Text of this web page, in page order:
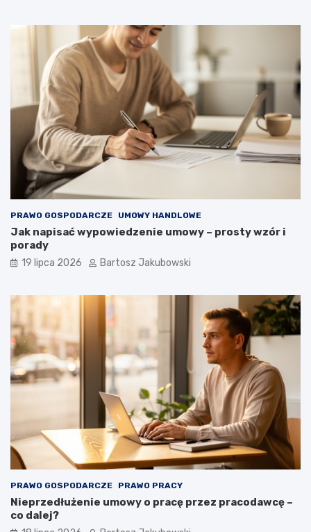
PRAWO GOSPODARCZE UMOWY HANDLOWE
Jak napisać wypowiedzenie umowy – prosty wzór i
porady
19 lipca 2026 Bartosz Jakubowski
PRAWO GOSPODARCZE PRAWO PRACY
Nieprzedłużenie umowy o pracę przez pracodawcę –
co dalej?